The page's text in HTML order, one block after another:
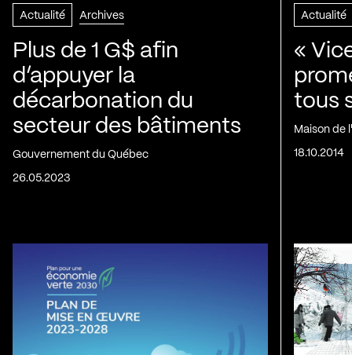
Actualité Archives
Plus de 1 G$ afin
d’appuyer la
décarbonation du
secteur des bâtiments
Gouvernement du Québec
26.05.2023
Actualité
«
tous
Maison de
18.10.2014